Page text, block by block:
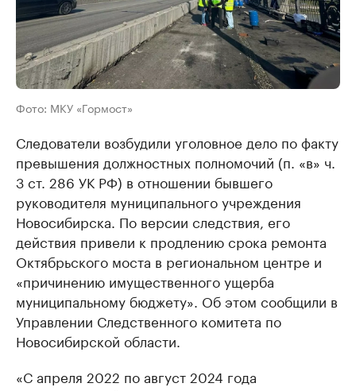
Фото: МКУ «Гормост»
Следователи возбудили уголовное дело по факту
превышения должностных полномочий (п. «в» ч.
3 ст. 286 УК РФ) в отношении бывшего
руководителя муниципального учреждения
Новосибирска. По версии следствия, его
действия привели к продлению срока ремонта
Октябрьского моста в региональном центре и
«причинению имущественного ущерба
муниципальному бюджету». Об этом сообщили в
Управлении Следственного комитета по
Новосибирской области.
«С апреля 2022 по август 2024 года